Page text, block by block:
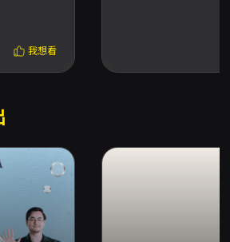
視野，進而產生思考、同理與行
演出在臺北藝穗節的場次皆同步
與入場資訊、取票與退換票規則
主辦單位公告為準。整體而言，
說》是一齣以真實性情感為出
段串連起母子情感深層結構的劇
望透過藝術經驗探討家庭倫理、
理解的觀眾前來觀看。
我想看